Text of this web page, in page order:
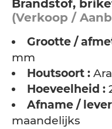
Brandstof,
(Verkoop /
Grootte /
mm
Houtsoort :
Hoeveelheid :
Afname /
maandelijks